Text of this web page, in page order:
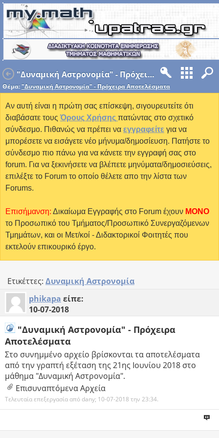
"Δυναμική Αστρονομία" - Πρόχειρα Αποτελέσματα
Θέμα:"Δυναμική Αστρονομία" - Πρόχειρα Αποτελέσματα
Αν αυτή είναι η πρώτη σας επίσκεψη, σιγουρευτείτε ότι
διαβάσατε τους Όρους Χρήσης πατώντας στο σχετικό
σύνδεσμο. Πιθανώς να πρέπει να εγγραφείτε για να
μπορέσετε να εισάγετε νέο μήνυμα/δημοσίευση. Πατήστε το
σύνδεσμο πιο πάνω για να κάνετε την εγγραφή σας στο
forum. Για να ξεκινήσετε να βλέπετε μηνύματα/δημοσιεύσεις,
επιλέξτε το Forum το οποίο θέλετε απο την λίστα των
Forums.
Επισήμανση: Δικαίωμα Εγγραφής στο Forum έχουν MONO
το Προσωπικό του Τμήματος/Προσωπικό Συνεργαζόμενων
Τμημάτων, και οι Μετ/κοί - Διδακτορικοί Φοιτητές που
εκτελούν επικουρικό έργο.
Ετικέττες: Δυναμική Αστρονομία
phikapa είπε:
10-07-2018
"Δυναμική Αστρονομία" - Πρόχειρα
Αποτελέσματα
Στο συνημμένο αρχείο βρίσκονται τα αποτελέσματα
από την γραπτή εξέταση της 21ης Ιουνίου 2018 στο
μάθημα "Δυναμική Αστρονομία".
Επισυναπτόμενα Αρχεία
Τελευταία επεξεργασία από dany; 10-07-2018 την 23:34.